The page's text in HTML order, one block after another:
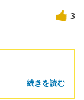
3
続きを読む